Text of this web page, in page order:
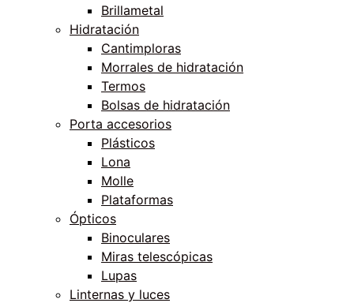
Brillametal
Hidratación
Cantimploras
Morrales de hidratación
Termos
Bolsas de hidratación
Porta accesorios
Plásticos
Lona
Molle
Plataformas
Ópticos
Binoculares
Miras telescópicas
Lupas
Linternas y luces